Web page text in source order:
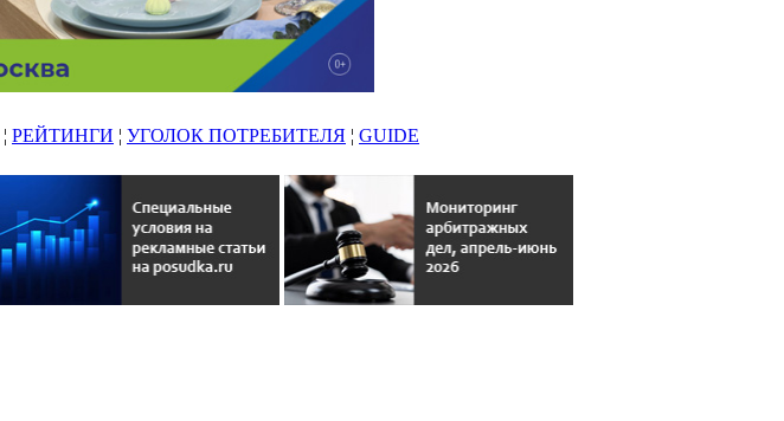
¦ РЕЙТИНГИ ¦ УГОЛОК ПОТРЕБИТЕЛЯ ¦ GUIDE